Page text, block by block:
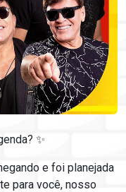
✨
e foi planejada
para você, nosso